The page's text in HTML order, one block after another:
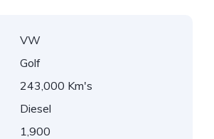
VW
Golf
243,000 Km's
Diesel
1,900